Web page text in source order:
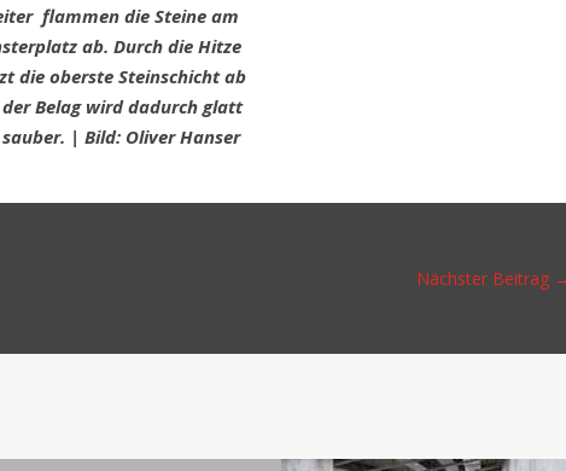
flam­men die Stei­ne am
ab. Durch die Hit­ze
die obers­te Stein­schicht ab
Belag wird dadurch glatt
| Bild: Oli­ver Hanser
Nächster Beitrag